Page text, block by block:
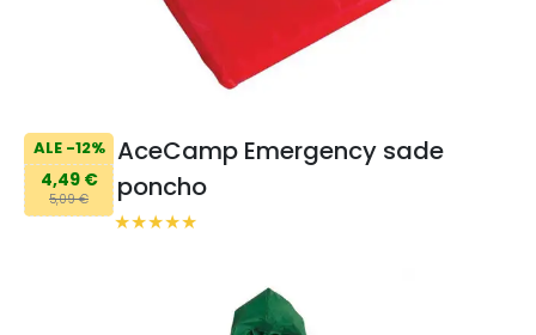
ALE -12%
4,49 €
5,09 €
AceCamp Emergency sade
poncho